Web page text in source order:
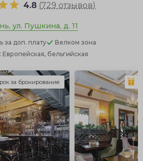
4.8 (729 отзывов)
ул. Пушкина, д. 11
за доп. плату
Велком зона
Европейская, бельгийская
за бронирование